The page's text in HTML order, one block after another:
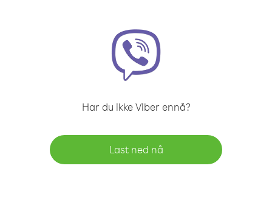
Har du ikke Viber ennå?
Last ned nå